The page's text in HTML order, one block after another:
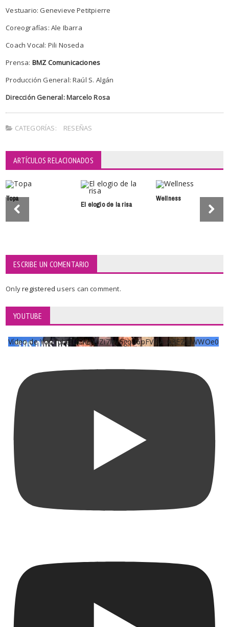
Vestuario: Genevieve Petitpierre
Coreografías: Ale Ibarra
Coach Vocal: Pili Noseda
Prensa: BMZ Comunicaciones
Producción General: Raúl S. Algán
Dirección General: Marcelo Rosa
CATEGORÍAS: RESEÑAS
ARTÍCULOS RELACIONADOS
Topa
El elogio de la risa
Wellness
ESCRIBE UN COMENTARIO
Onlyregisteredusers can comment.
YOUTUBE
Vídeo de YouTube UCKqYjiZi7lzy6gqU6pFVFiA_A3EZ9JWWOe0